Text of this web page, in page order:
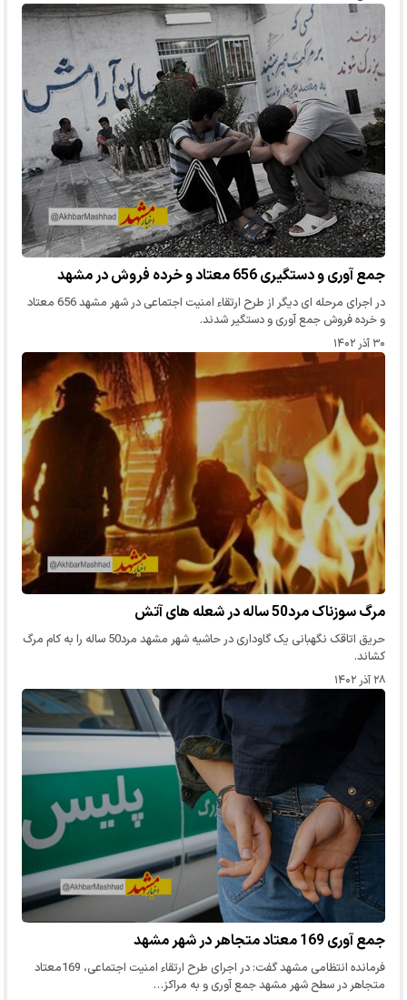
جمع آوری و دستگیری 656 معتاد و خرده فروش در مشهد
در اجرای مرحله ای دیگر از طرح ارتقاء امنیت اجتماعی در شهر مشهد 656 معتاد
و خرده فروش جمع آوری و دستگیر شدند.
۳۰ آذر ۱۴۰۲
مرگ سوزناک مرد50 ساله در شعله های آتش
حریق اتاقک نگهبانی یک گاوداری در حاشیه شهر مشهد مرد50 ساله را به کام مرگ
کشاند.
۲۸ آذر ۱۴۰۲
جمع آوری 169 معتاد متجاهر در شهر مشهد
فرمانده انتظامی مشهد گفت: در اجرای طرح ارتقاء امنیت اجتماعی، 169معتاد
متجاهر در سطح شهر مشهد جمع آوری و به مراکز…